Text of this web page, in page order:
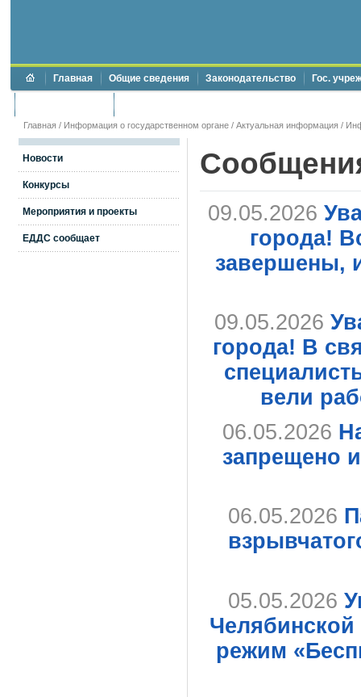
Главная Общие сведения Законодательство Гос.
Главная / Информация о государственном органе / Актуальная информация /
Новости
Конкурсы
Мероприятия и проекты
ЕДДС сообщает
09.05.2026
города!
завершены,
09.05.2026
города! В
вели
06.05.2026
запрещено
06.05.2026
05.05.2026
Челябинской
режим